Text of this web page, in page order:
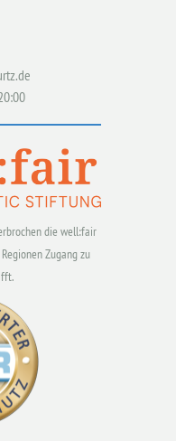
die well:fair
Zugang zu